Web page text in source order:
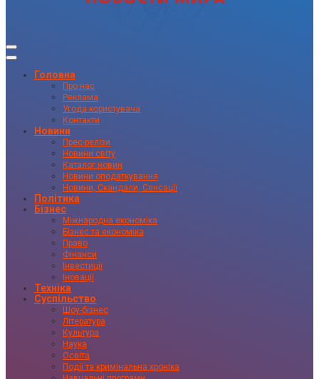
Головна
Про нас
Реклама
Угода користувача
Контакти
Новини
Прес-релізи
Новини світу
Каталог новин
Новини оподаткування
Новини, Скандали, Сенсації
Політика
Бізнес
Міжнародна економіка
Бізнес та економіка
Право
Фінанси
Інвестиції
Іновації
Техніка
Суспільство
Шоу-бізнес
Література
Культура
Наука
Освіта
Події та кримінальна хроніка